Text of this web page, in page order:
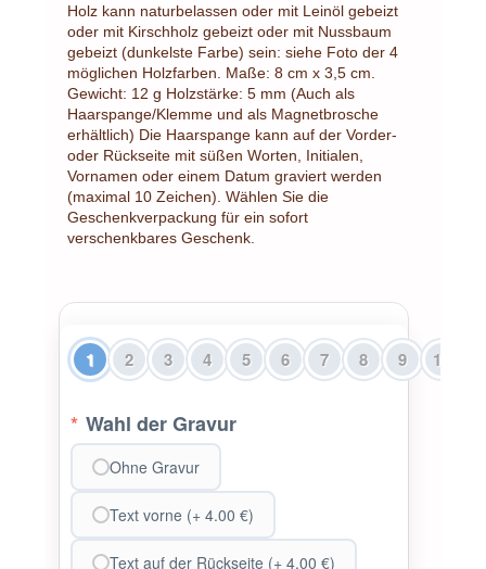
Holz kann naturbelassen oder mit Leinöl gebeizt
oder mit Kirschholz gebeizt oder mit Nussbaum
gebeizt (dunkelste Farbe) sein: siehe Foto der 4
möglichen Holzfarben. Maße: 8 cm x 3,5 cm.
Gewicht: 12 g Holzstärke: 5 mm (Auch als
Haarspange/Klemme und als Magnetbrosche
erhältlich) Die Haarspange kann auf der Vorder-
oder Rückseite mit süßen Worten, Initialen,
Vornamen oder einem Datum graviert werden
(maximal 10 Zeichen). Wählen Sie die
Geschenkverpackung für ein sofort
verschenkbares Geschenk.
1 2 3 4 5 6 7 8 9 10
* Wahl der Gravur
Ohne Gravur
Text vorne (+ 4.00 €)
Text auf der Rückseite (+ 4.00 €)